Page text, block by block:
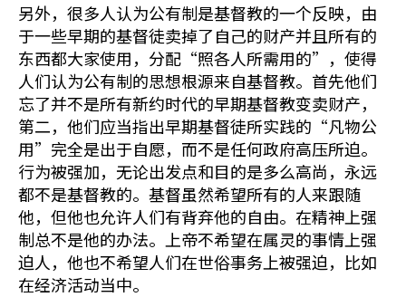
另外，很多人认为公有制是基督教的一个反映，由
于一些早期的基督徒卖掉了自己的财产并且所有的
东西都大家使用，分配“照各人所需用的”，使得
人们认为公有制的思想根源来自基督教。首先他们
忘了并不是所有新约时代的早期基督教变卖财产，
第二，他们应当指出早期基督徒所实践的“凡物公
用”完全是出于自愿，而不是任何政府高压所迫。
行为被强加，无论出发点和目的是多么高尚，永远
都不是基督教的。基督虽然希望所有的人来跟随
他，但他也允许人们有背弃他的自由。在精神上强
制总不是他的办法。上帝不希望在属灵的事情上强
迫人，他也不希望人们在世俗事务上被强迫，比如
在经济活动当中。